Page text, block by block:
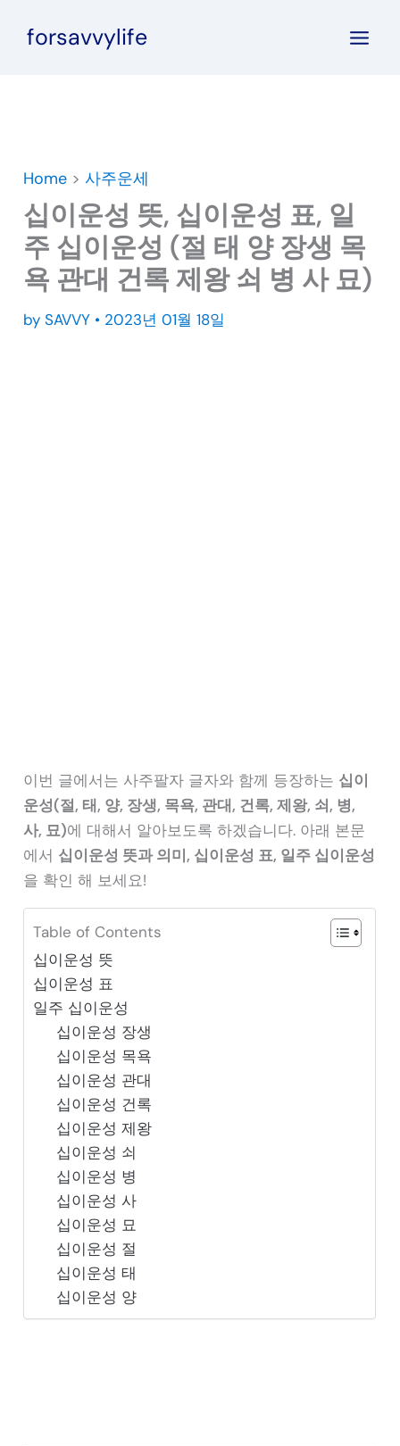
forsavvylife
Home >사주운세
십이운성 뜻, 십이운성 표, 일
주 십이운성 (절 태 양 장생 목
욕 관대 건록 제왕 쇠 병 사 묘)
by SAVVY • 2023년 01월 18일
이번 글에서는 사주팔자 글자와 함께 등장하는 십이
운성(절, 태, 양, 장생, 목욕, 관대, 건록, 제왕, 쇠, 병,
사, 묘)에 대해서 알아보도록 하겠습니다. 아래 본문
에서 십이운성 뜻과 의미, 십이운성 표, 일주 십이운성
을 확인 해 보세요!
Table of Contents
십이운성 뜻
십이운성 표
일주 십이운성
십이운성 장생
십이운성 목욕
십이운성 관대
십이운성 건록
십이운성 제왕
십이운성 쇠
십이운성 병
십이운성 사
십이운성 묘
십이운성 절
십이운성 태
십이운성 양